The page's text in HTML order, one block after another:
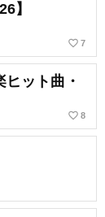
】
favorite_border 7
ヒット曲・
favorite_border 8